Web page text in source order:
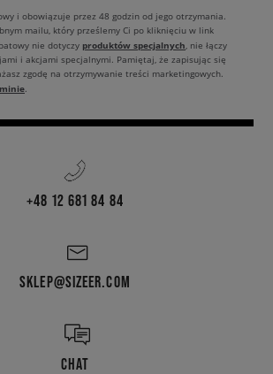
i obowiązuje przez 48 godzin od jego otrzymania.
mailu, który prześlemy Ci po kliknięciu w link
nie dotyczy produktów specjalnych, nie łączy
i akcjami specjalnymi. Pamiętaj, że zapisując się
zgodę na otrzymywanie treści marketingowych.
.
+48 12 681 84 84
SKLEP@SIZEER.COM
CHAT